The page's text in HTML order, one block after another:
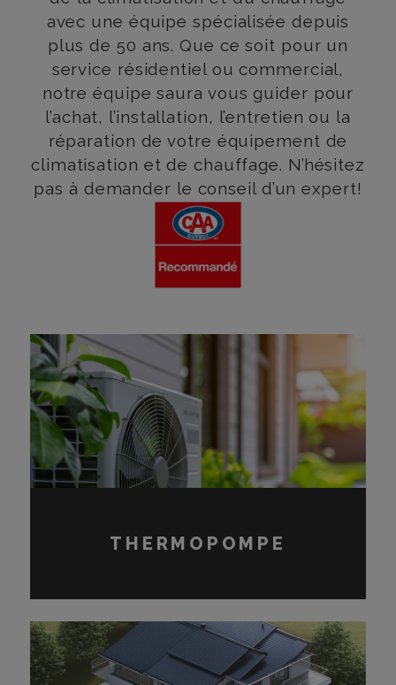
avec une équipe spécialisée depuis
plus de 50 ans. Que ce soit pour un
service résidentiel ou commercial,
notre équipe saura vous guider pour
l’achat, l’installation, l’entretien ou la
réparation de votre équipement de
climatisation et de chauffage. N’hésitez
pas à demander le conseil d’un expert!
THERMOPOMPE
THERMOPOMPE CENTRALE
ACCUMULATEUR DE CHALEUR
FOURNAISE ÉLECTRIQUE
FOURNAISE À GAZ